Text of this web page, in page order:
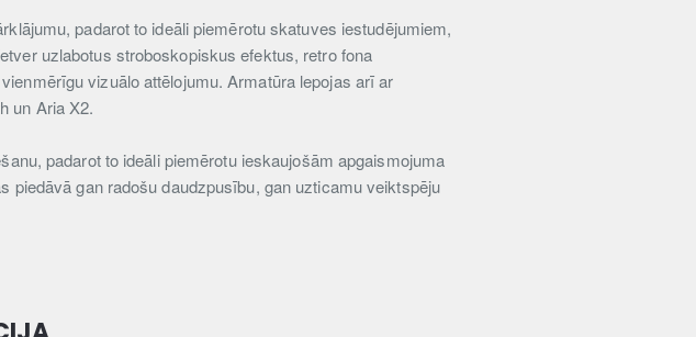
padarot to ideāli piemērotu skatuves iestudējumiem,
uzlabotus stroboskopiskus efektus, retro fona
vizuālo attēlojumu. Armatūra lepojas arī ar
un Aria X2.
padarot to ideāli piemērotu ieskaujošām apgaismojuma
piedāvā gan radošu daudzpusību, gan uzticamu veiktspēju